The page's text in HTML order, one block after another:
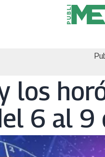
los
6 al 9